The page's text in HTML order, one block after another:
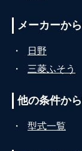
メーカーから
・ 日野
・
三菱ふそう
他の条件から
・ 型式一覧